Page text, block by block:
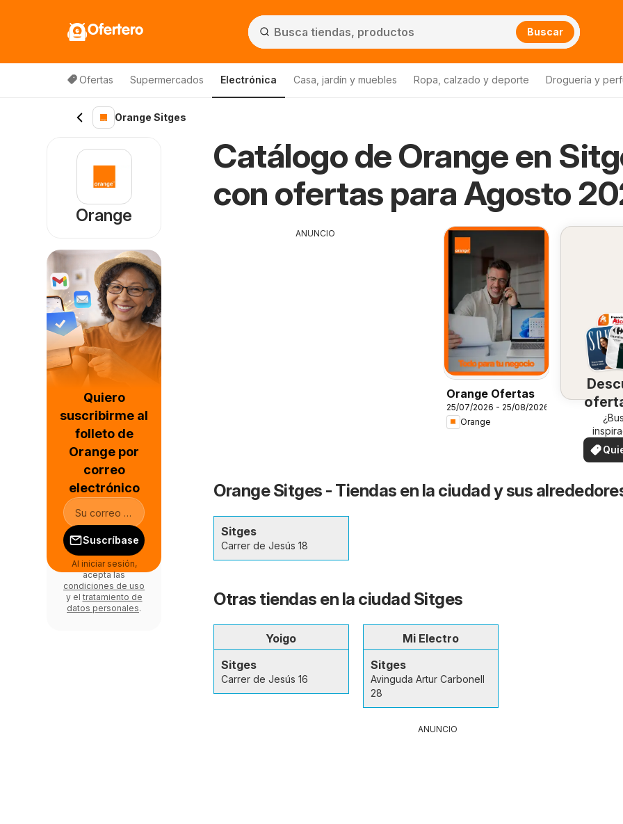
Ofertero Buscar
Ofertas Supermercados Electrónica Casa, jardín y muebles Ropa, calzado y deporte Droguería y
Orange Sitges
Catálogo de Orange en
con ofertas para Agosto
ANUNCIO
Orange Ofertas
25/07/2026 - 25/08/2026
Orange
su
¡Vea
en su
ver
Orange Sitges - Tiendas en la ciudad y sus
Sitges
Carrer de Jesús 18
Otras tiendas en la ciudad Sitges
Yoigo
Sitges
Carrer de Jesús 16
Mi Electro
Sitges
Avinguda Artur Carbonell
28
ANUNCIO
Orange
Quiero
suscribirme al
folleto de
Orange por
correo
electrónico
Suscríbase
Al iniciar sesión,
acepta las
condiciones de uso
y el tratamiento de
datos personales.